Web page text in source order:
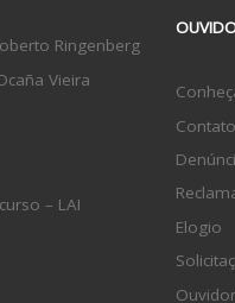
Ringenberg
Vieira
– LAI
Contato
Elogio